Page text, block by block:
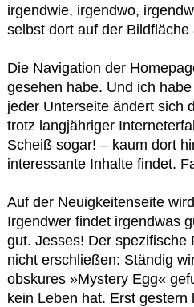
irgendwie, irgendwo,
selbst dort auf der Bildfläche
Die Navigation der
gesehen habe. Und ich
jeder Unterseite ändert sich
trotz langjähriger
Scheiß sogar! – kaum dort
interessante Inhalte findet.
Auf der Neuigkeitenseite
Irgendwer findet irgendwas
gut. Jesses! Der spezifische
nicht erschließen: Ständig
obskures »Mystery Egg«
kein Leben hat. Erst